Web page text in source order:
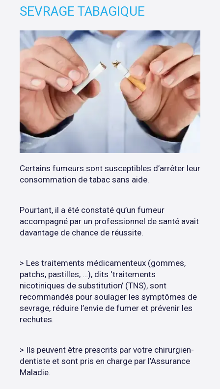
SEVRAGE TABAGIQUE
Certains fumeurs sont susceptibles d’arrêter leur
consommation de tabac sans aide.
Pourtant, il a été constaté qu’un fumeur
accompagné par un professionnel de santé avait
davantage de chance de réussite.
> Les traitements médicamenteux (gommes,
patchs, pastilles, …), dits ‘traitements
nicotiniques de substitution’ (TNS), sont
recommandés pour soulager les symptômes de
sevrage, réduire l’envie de fumer et prévenir les
rechutes.
> Ils peuvent être prescrits par votre chirurgien-
dentiste et sont pris en charge par l’Assurance
Maladie.